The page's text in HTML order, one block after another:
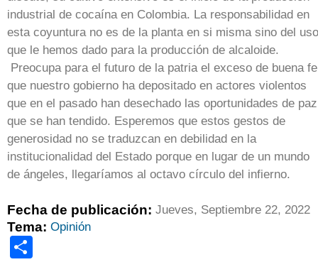
industrial de cocaína en Colombia. La responsabilidad en
esta coyuntura no es de la planta en si misma sino del uso
que le hemos dado para la producción de alcaloide.
Preocupa para el futuro de la patria el exceso de buena fe
que nuestro gobierno ha depositado en actores violentos
que en el pasado han desechado las oportunidades de paz
que se han tendido. Esperemos que estos gestos de
generosidad no se traduzcan en debilidad en la
institucionalidad del Estado porque en lugar de un mundo
de ángeles, llegaríamos al octavo círculo del infierno.
Fecha de publicación: Jueves, Septiembre 22, 2022
Tema: Opinión